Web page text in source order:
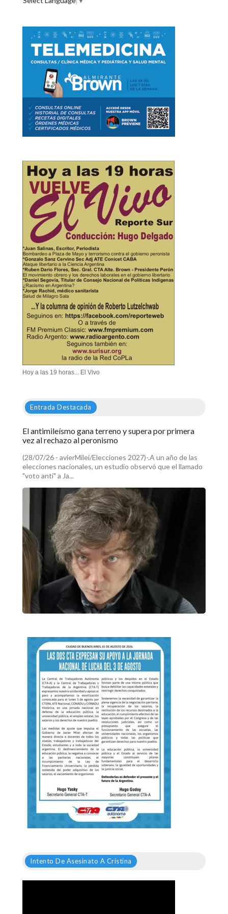
Hoy a las 19 horas... El Vivo
Entrada Destacada
El antimileísmo gana terreno y supera por primera
vez al rechazo al peronismo
(28/07/26 - avierMilei/Elecciones 2027)-.A un año de las
elecciones nacionales, un estudio observó que el llamado
"voto anti" a Ja...
Intento De Asesinato A Cristina